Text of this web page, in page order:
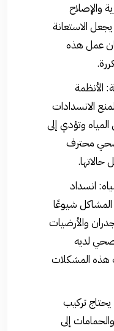
والإصلاح
الاستعانة
عمل هذه
الأنظمة
الانسدادات
وتؤدي إلى
صحي محترف
انسداد
المشاكل شيوعًا
والأرضيات
صحي لديه
هذه المشكلات
تركيب
إلى